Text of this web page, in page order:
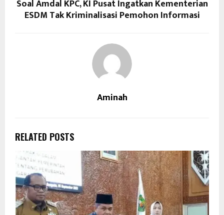
Soal Amdal KPC, KI Pusat Ingatkan Kementerian
ESDM Tak Kriminalisasi Pemohon Informasi
Aminah
RELATED POSTS